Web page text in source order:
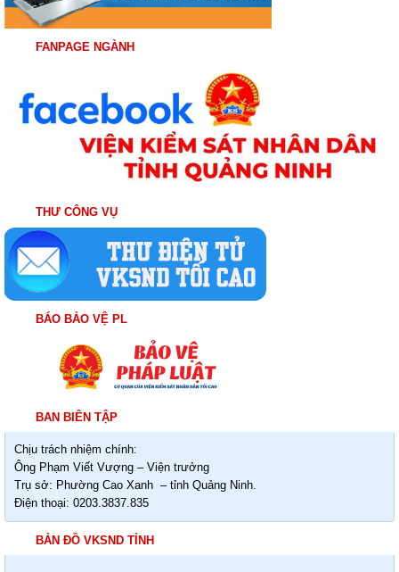
FANPAGE NGÀNH
THƯ CÔNG VỤ
BÁO BẢO VỆ PL
BAN BIÊN TẬP
Chịu trách nhiệm chính:
Ông Phạm Viết Vượng – Viện trưởng
Trụ sở: Phường Cao Xanh – tỉnh Quảng Ninh.
Điện thoại: 0203.3837.835
BẢN ĐỒ VKSND TỈNH